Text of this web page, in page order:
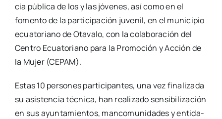
cia públi­ca de los y las jóve­nes, así como en el
fomen­to de la par­ti­ci­pa­ción juve­nil, en el muni­ci­pio
ecua­to­riano de Ota­va­lo, con la cola­bo­ra­ción del
Cen­tro Ecua­to­riano para la Pro­mo­ción y Acción de
la Mujer (CEPAM).
Estas 10 per­so­nes par­ti­ci­pan­tes, una vez fina­li­za­da
su asis­ten­cia téc­ni­ca, han rea­li­za­do sen­si­bi­li­za­ción
en sus ayun­ta­mien­tos, man­co­mu­ni­da­des y enti­da­